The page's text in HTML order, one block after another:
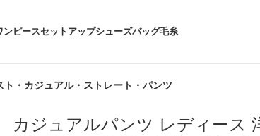
ンピースセットアップシューズバッグ毛糸
ト・カジュアル・ストレート・パンツ
カジュアルパンツ レディース